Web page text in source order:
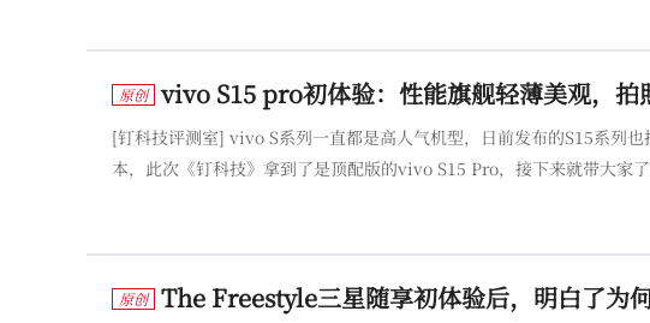
原创 ​vivo S15 pro初体验：性能旗舰轻薄美观，拍
[钉科技评测室] vivo S系列一直都是高人气机型，日前发布的S15系列
本，此次《钉科技》拿到了是顶配版的vivo S15 Pro，接下来就带大
原创 ​The Freestyle三星随享初体验后，明白了为